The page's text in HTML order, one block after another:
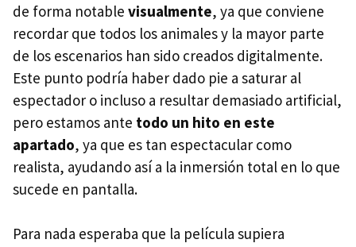
de forma notable visualmente, ya que conviene
recordar que todos los animales y la mayor parte
de los escenarios han sido creados digitalmente.
Este punto podría haber dado pie a saturar al
espectador o incluso a resultar demasiado artificial,
pero estamos ante todo un hito en este
apartado, ya que es tan espectacular como
realista, ayudando así a la inmersión total en lo que
sucede en pantalla.
Para nada esperaba que la película supiera